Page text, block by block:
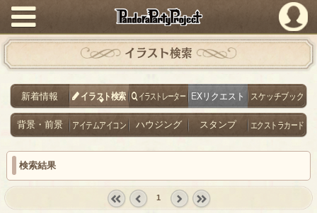
PandoraPartyProject
イラスト検索
新着情報 イラスト検索 イラストレーター EXリクエスト スケッチブック
背景・前景 アイテムアイコン ハウジング スタンプ エクストラカード
検索結果
1